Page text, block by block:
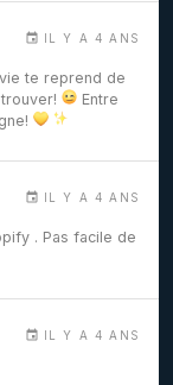
IL Y A 4 ANS
te reprend de
Entre
IL Y A 4 ANS
. Pas facile de
IL Y A 4 ANS